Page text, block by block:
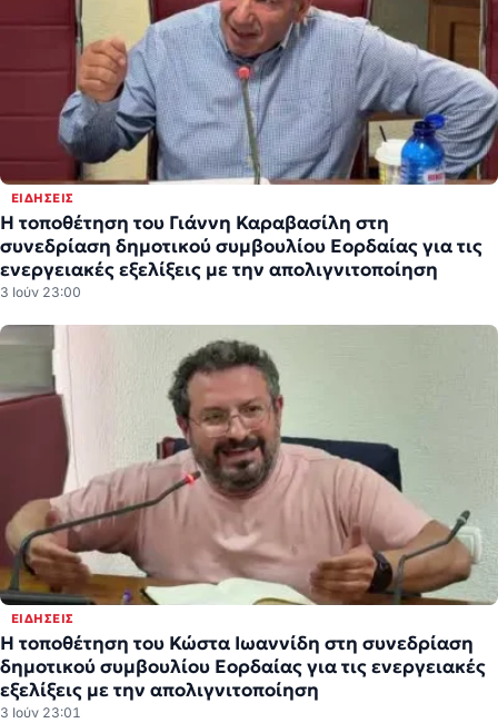
ΕΙΔΉΣΕΙΣ
Η τοποθέτηση του Γιάννη Καραβασίλη στη
συνεδρίαση δημοτικού συμβουλίου Εορδαίας για τις
ενεργειακές εξελίξεις με την απολιγνιτοποίηση
3 Ιούν 23:00
ΕΙΔΉΣΕΙΣ
Η τοποθέτηση του Κώστα Ιωαννίδη στη συνεδρίαση
δημοτικού συμβουλίου Εορδαίας για τις ενεργειακές
εξελίξεις με την απολιγνιτοποίηση
3 Ιούν 23:01